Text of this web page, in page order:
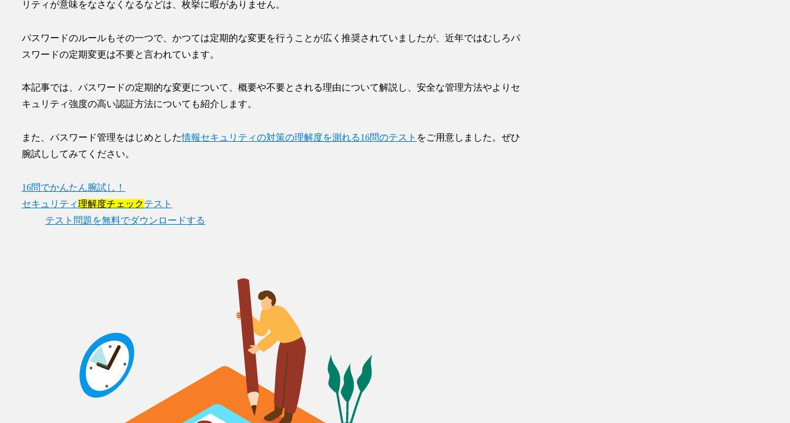
リティが意味をなさなくなるなどは、枚挙に暇がありません。
パスワードのルールもその一つで、かつては定期的な変更を行うことが広く推奨されていましたが、近年ではむしろパ
スワードの定期変更は不要と言われています。
本記事では、パスワードの定期的な変更について、概要や不要とされる理由について解説し、安全な管理方法やよりセ
キュリティ強度の高い認証方法についても紹介します。
また、パスワード管理をはじめとした情報セキュリティの対策の理解度を測れる16問のテスト をご用意しました。ぜひ
腕試ししてみてください。
16問でかんたん腕試し！
セキュリティ理解度チェックテスト
テスト問題を無料でダウンロードする